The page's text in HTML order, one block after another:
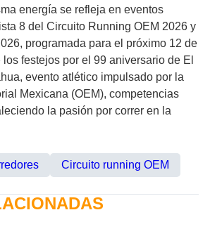
energía se refleja en eventos
8 del Circuito Running OEM 2026 y
programada para el próximo 12 de
festejos por el 99 aniversario de El
evento atlético impulsado por la
Mexicana (OEM), competencias
la pasión por correr en la
Circuito running OEM